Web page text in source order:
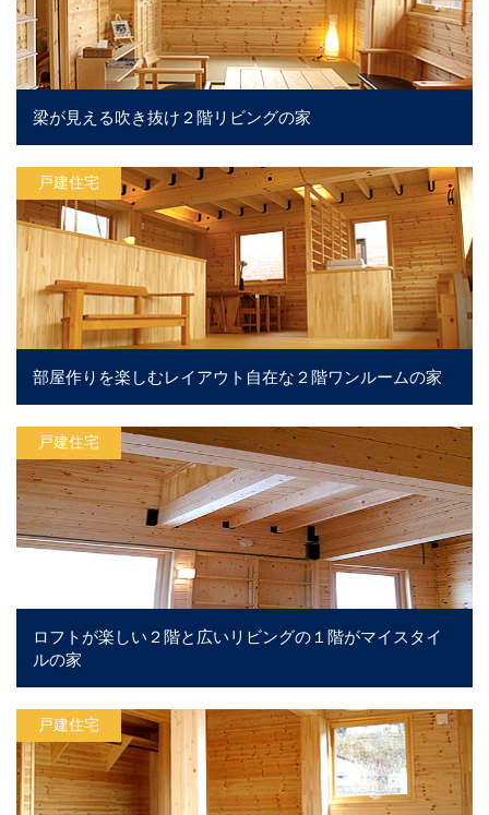
梁が見える吹き抜け２階リビングの家
戸建住宅
部屋作りを楽しむレイアウト自在な２階ワンルームの家
戸建住宅
ロフトが楽しい２階と広いリビングの１階がマイスタイ
ルの家
戸建住宅